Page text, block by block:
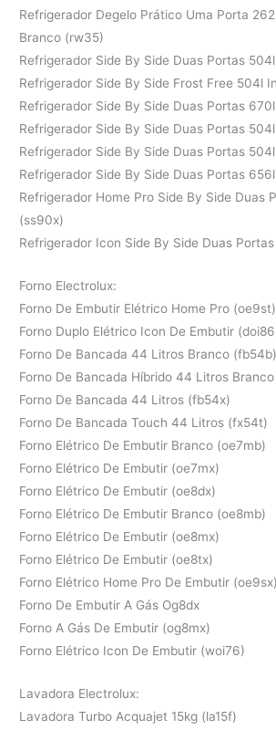
Refrigerador Degelo Prático Uma Porta
Branco (rw35)
Refrigerador Side By Side Duas Portas
Refrigerador Side By Side Frost Free 504l
Refrigerador Side By Side Duas Portas
Refrigerador Side By Side Duas Portas
Refrigerador Side By Side Duas Portas
Refrigerador Side By Side Duas Portas
Refrigerador Home Pro Side By Side Duas
(ss90x)
Refrigerador Icon Side By Side Duas
Forno Electrolux:
Forno De Embutir Elétrico Home Pro (oe9st)
Forno Duplo Elétrico Icon De Embutir
Forno De Bancada 44 Litros Branco (fb54b)
Forno De Bancada Híbrido 44 Litros
Forno De Bancada 44 Litros (fb54x)
Forno De Bancada Touch 44 Litros (fx54t)
Forno Elétrico De Embutir Branco (oe7mb)
Forno Elétrico De Embutir (oe7mx)
Forno Elétrico De Embutir (oe8dx)
Forno Elétrico De Embutir Branco (oe8mb)
Forno Elétrico De Embutir (oe8mx)
Forno Elétrico De Embutir (oe8tx)
Forno Elétrico Home Pro De Embutir (oe9sx)
Forno De Embutir A Gás Og8dx
Forno A Gás De Embutir (og8mx)
Forno Elétrico Icon De Embutir (woi76)
Lavadora Electrolux:
Lavadora Turbo Acquajet 15kg (la15f)